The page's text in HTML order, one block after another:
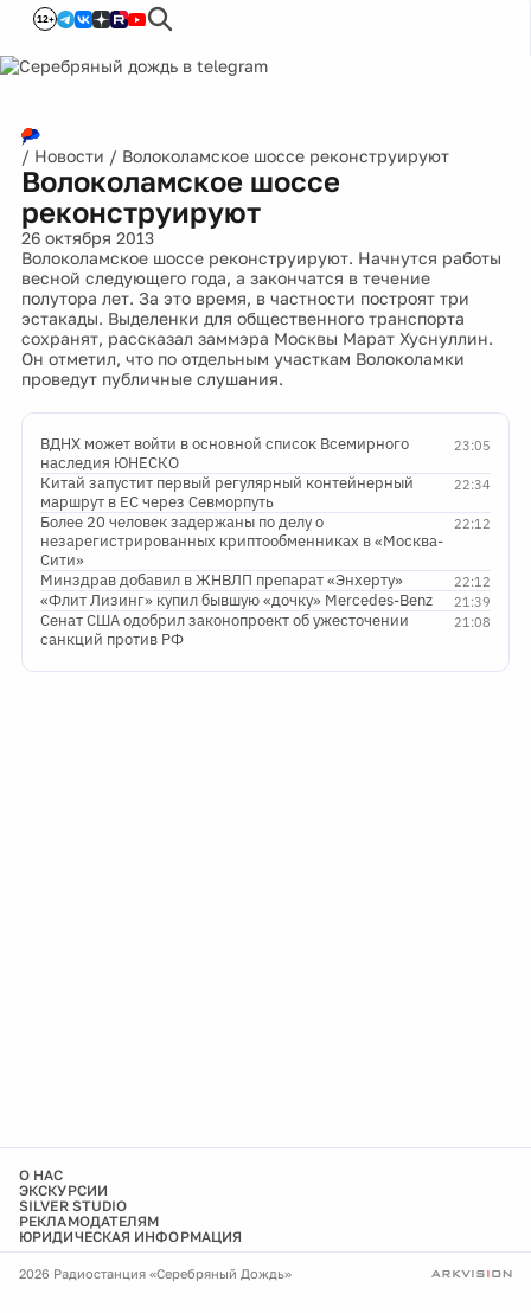
12+
/ Новости / Волоколамское шоссе реконструируют
Волоколамское шоссе
реконструируют
26 октября 2013
Волоколамское шоссе реконструируют. Начнутся работы
весной следующего года, а закончатся в течение
полутора лет. За это время, в частности построят три
эстакады. Выделенки для общественного транспорта
сохранят, рассказал заммэра Москвы Марат Хуснуллин.
Он отметил, что по отдельным участкам Волоколамки
проведут публичные слушания.
23:05
ВДНХ может войти в основной список Всемирного
наследия ЮНЕСКО
22:34
Китай запустит первый регулярный контейнерный
маршрут в ЕС через Севморпуть
22:12
Более 20 человек задержаны по делу о
незарегистрированных криптообменниках в «Москва-
Сити»
22:12
Минздрав добавил в ЖНВЛП препарат «Энхерту»
21:39
«Флит Лизинг» купил бывшую «дочку» Mercedes-Benz
21:08
Сенат США одобрил законопроект об ужесточении
санкций против РФ
О НАС
ЭКСКУРСИИ
SILVER STUDIO
РЕКЛАМОДАТЕЛЯМ
ЮРИДИЧЕСКАЯ ИНФОРМАЦИЯ
2026 Радиостанция «Серебряный Дождь»